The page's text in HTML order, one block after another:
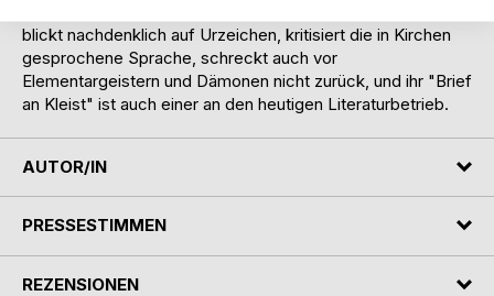
blickt nachdenklich auf Urzeichen, kritisiert die in Kirchen
gesprochene Sprache, schreckt auch vor
Elementargeistern und Dämonen nicht zurück, und ihr "Brief
an Kleist" ist auch einer an den heutigen Literaturbetrieb.
AUTOR/IN
PRESSESTIMMEN
REZENSIONEN